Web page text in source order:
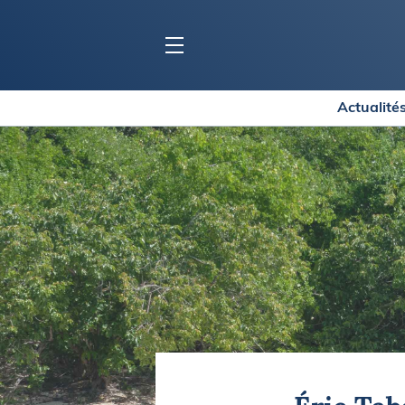
BLOC MARINE
Ports
Carnets de voyage
Dossiers de la rédaction
Collection Bloc Marine
Application Bloc Marine
Règlementation
BATEAUX